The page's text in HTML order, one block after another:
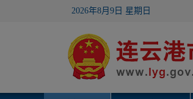
2026年8月9日 星期日